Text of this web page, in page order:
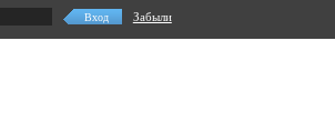
Забыли